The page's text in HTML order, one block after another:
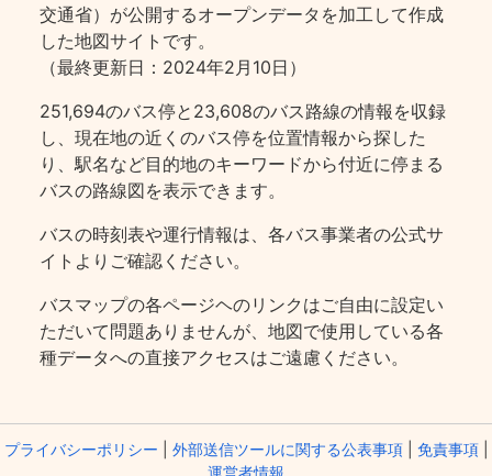
交通省）が公開するオープンデータを加工して作成
した地図サイトです。
（最終更新日：2024年2月10日）
251,694のバス停と23,608のバス路線の情報を収録
し、現在地の近くのバス停を位置情報から探した
り、駅名など目的地のキーワードから付近に停まる
バスの路線図を表示できます。
バスの時刻表や運行情報は、各バス事業者の公式サ
イトよりご確認ください。
バスマップの各ページヘのリンクはご自由に設定い
ただいて問題ありませんが、地図で使用している各
種データへの直接アクセスはご遠慮ください。
プライバシーポリシー 外部送信ツールに関する公表事項| 免責事項|
運営者情報